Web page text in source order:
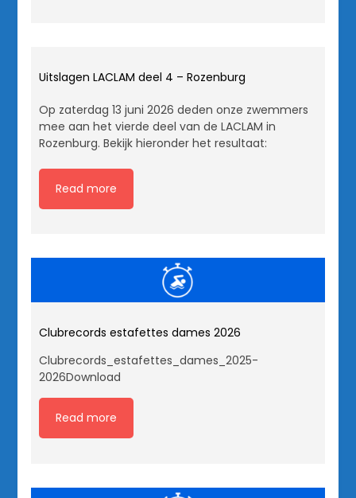
Uitslagen LACLAM deel 4 – Rozenburg
Op zaterdag 13 juni 2026 deden onze zwemmers
mee aan het vierde deel van de LACLAM in
Rozenburg. Bekijk hieronder het resultaat:
Read more
Clubrecords estafettes dames 2026
Clubrecords_estafettes_dames_2025-
2026Download
Read more